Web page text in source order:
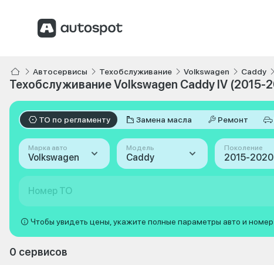
Автосервисы Техобслуживание Volkswagen Caddy
Техобслуживание Volkswagen Caddy IV (2015-
ТО по регламенту Замена масла Ремонт
Марка авто
Volkswagen
Модель
Caddy
Поколение
Номер ТО
Чтобы увидеть цены, укажите полные параметры авто и
0 сервисов